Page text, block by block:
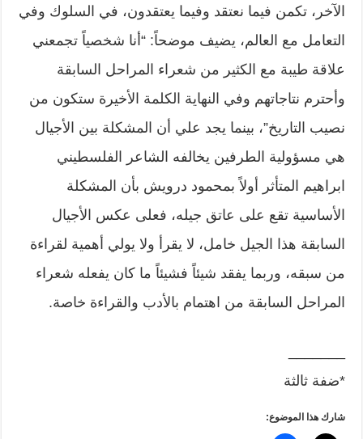
الآخر، تكمن فيما نعتقد وفيما يعتقدون، في السلوك وفي
التعامل مع العالم، يضيف موضحاً: “أنا شخصياً تجمعني
علاقة طيبة مع الكثير من شعراء المراحل السابقة
وأحترم نتاجاتهم وفي النهاية الكلمة الأخيرة ستكون من
نصيب التاريخ”، بينما يجد علي أن المشكلة بين الأجيال
هي مسؤولية الطرفين يخالفه الشاعر الفلسطيني
ابراهيم المتأثر أولاً بمحمود درويش بأن المشكلة
الأساسية تقع على عاتق جيله، فعلى عكس الأجيال
السابقة هذا الجيل خامل، لا يقرأ ولا يولي أهمية لقراءة
من سبقه، وربما يفقد شيئاً فشيئاً ما كان يفعله شعراء
المراحل السابقة من اهتمام بالأدب والقراءة خاصة.
*ضفة ثالثة
شارك هذا الموضوع: